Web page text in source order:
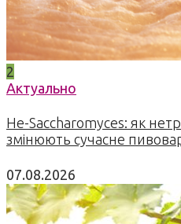
2
Актуально
Не-Saccharomyces: як
змінюють сучасне
07.08.2026